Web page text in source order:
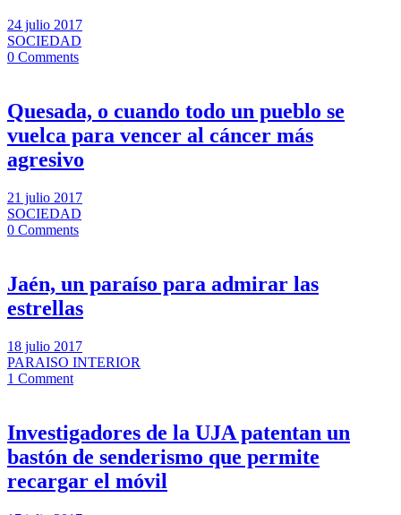
24 julio 2017
SOCIEDAD
0 Comments
Quesada, o cuando todo un pueblo se
vuelca para vencer al cáncer más
agresivo
21 julio 2017
SOCIEDAD
0 Comments
Jaén, un paraíso para admirar las
estrellas
18 julio 2017
PARAISO INTERIOR
1 Comment
Investigadores de la UJA patentan un
bastón de senderismo que permite
recargar el móvil